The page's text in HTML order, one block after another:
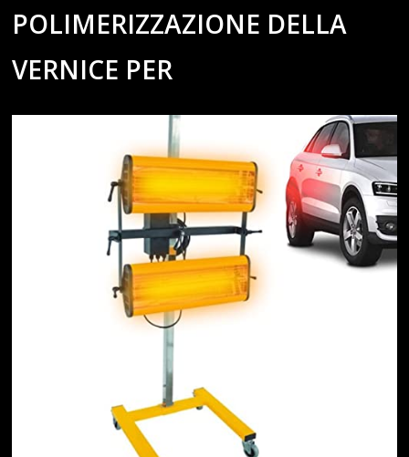
POLIMERIZZAZIONE DELLA
VERNICE PER